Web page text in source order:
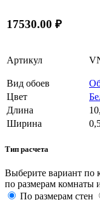
17530.00 ₽
Артикул
Вид обоев
Цвет
Длина
Ширина
Тип расчета
Выберите вариант по
по размерам комнаты
По размерам стен